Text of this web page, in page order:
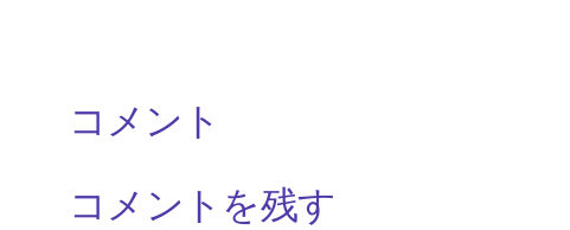
コメント
コメントを残す